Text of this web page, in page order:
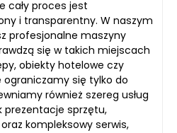
cały proces jest
i transparentny. W naszym
profesjonalne maszyny
się w takich miejscach
obiekty hotelowe czy
ograniczamy się tylko do
również szereg usług
prezentacje sprzętu,
kompleksowy serwis,